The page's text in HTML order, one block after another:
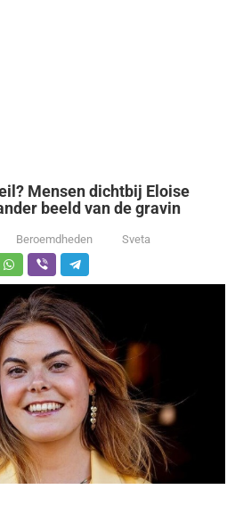
Mensen dichtbij Eloise
beeld van de gravin
Beroemdheden Sveta